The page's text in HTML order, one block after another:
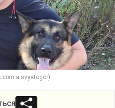
a.svyatogor)